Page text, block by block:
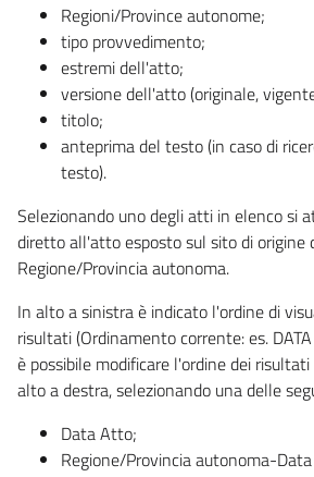
Regioni/Province autonome;
tipo provvedimento;
estremi dell'atto;
versione dell'atto (originale,
titolo;
anteprima del testo (in caso di
testo).
Selezionando uno degli atti in elenco si
diretto all'atto esposto sul sito di origine
Regione/Provincia autonoma.
In alto a sinistra è indicato l'ordine di
risultati (Ordinamento corrente: es.
è possibile modificare l'ordine dei
alto a destra, selezionando una delle
Data Atto;
Regione/Provincia autonoma-